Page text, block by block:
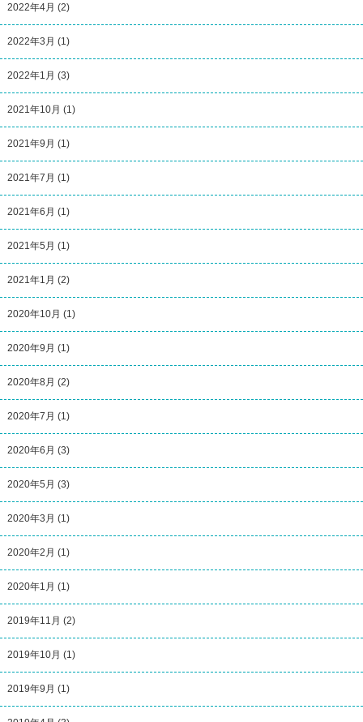
2022年4月 (2)
2022年3月 (1)
2022年1月 (3)
2021年10月 (1)
2021年9月 (1)
2021年7月 (1)
2021年6月 (1)
2021年5月 (1)
2021年1月 (2)
2020年10月 (1)
2020年9月 (1)
2020年8月 (2)
2020年7月 (1)
2020年6月 (3)
2020年5月 (3)
2020年3月 (1)
2020年2月 (1)
2020年1月 (1)
2019年11月 (2)
2019年10月 (1)
2019年9月 (1)